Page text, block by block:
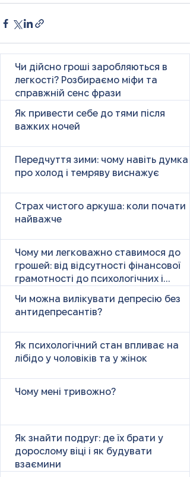
Чи дійсно гроші заробляються в
легкості? Розбираємо міфи та
справжній сенс фрази
Як привести себе до тями після
важких ночей
Передчуття зими: чому навіть думка
про холод і темряву виснажує
Страх чистого аркуша: коли почати
найважче
Чому ми легковажно ставимося до
грошей: від відсутності фінансової
грамотності до психологічних і
Чи можна вилікувати депресію без
антидепресантів?
Як психологічний стан впливає на
лібідо у чоловіків та у жінок
Чому мені тривожно?
Як знайти подруг: де їх брати у
дорослому віці і як будувати
взаємини